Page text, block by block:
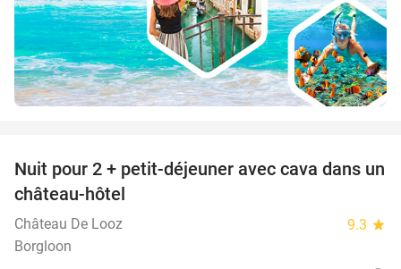
48%
Nuit pour 2 + petit-déjeuner avec cava dans un
château-hôtel
Château De Looz 9.3 star
Borgloon